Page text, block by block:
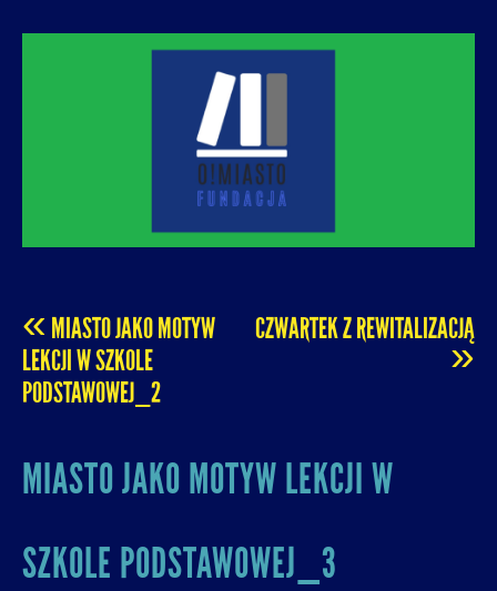
URBANIZACJI – PROMUJEMY I WSPIERAMY
ROZWÓJ MIAST I MIEJSKICH WSPÓLNOT.
O! MIASTO
POST
NAVIGATION
« MIASTO JAKO MOTYW
LEKCJI W SZKOLE
PODSTAWOWEJ_2
CZWARTEK Z REWITALIZACJĄ
»
MIASTO JAKO MOTYW LEKCJI W
SZKOLE PODSTAWOWEJ_3